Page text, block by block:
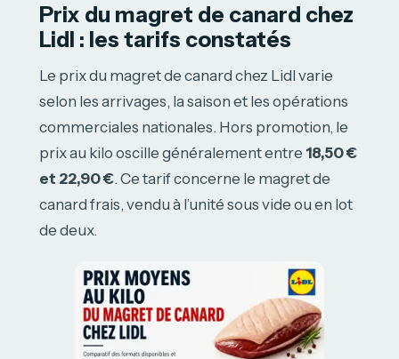
Prix du magret de canard chez
Lidl : les tarifs constatés
Le prix du magret de canard chez Lidl varie
selon les arrivages, la saison et les opérations
commerciales nationales. Hors promotion, le
prix au kilo oscille généralement entre 18,50 €
et 22,90 €. Ce tarif concerne le magret de
canard frais, vendu à l’unité sous vide ou en lot
de deux.